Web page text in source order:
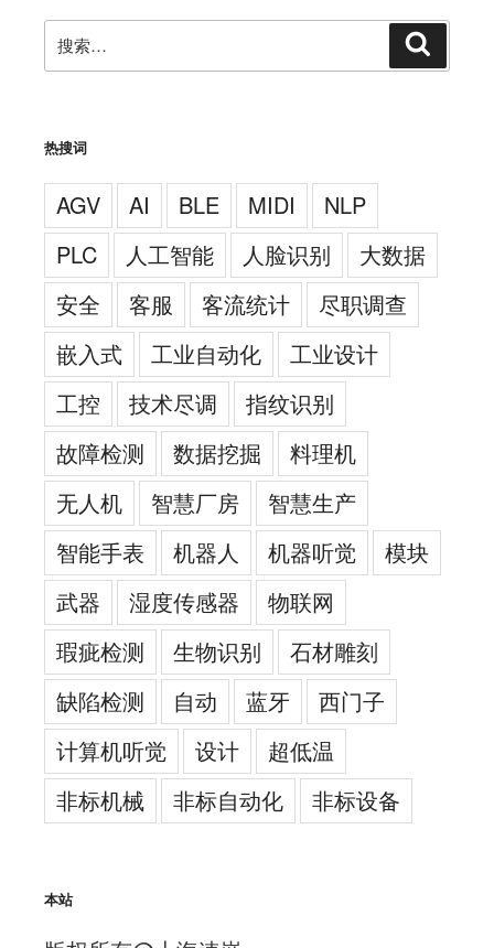
搜
索：
热搜词
AGV AI BLE MIDI
NLP
PLC
人工智能 人脸识别
大数据
安全
客服 客流统计
尽职调查
嵌入式
工业自动化
工业设计
工控
技术尽调
指纹识别
故障检测
数据挖掘
料理机
无人机
智慧厂房
智慧生产
智能手表
机器人 机器听觉
模块
武器
湿度传感器
物联网
瑕疵检测
生物识别
石材雕刻
缺陷检测
自动 蓝牙
西门子
计算机听觉
设计
超低温
非标机械
非标自动化 非标设备
本站